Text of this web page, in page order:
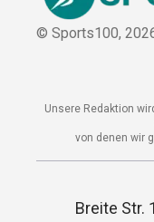
Unsere Redaktion
u.a.
von denen wir